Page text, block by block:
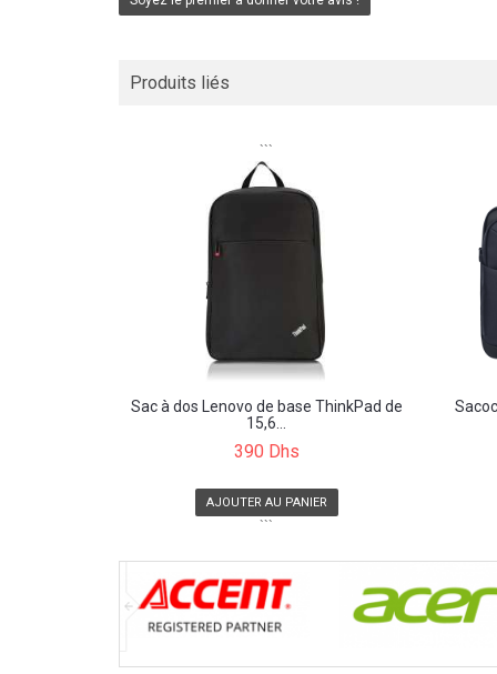
Produits liés
```
Sac à dos Lenovo de base ThinkPad de
15,6...
390 Dhs
AJOUTER AU PANIER
```